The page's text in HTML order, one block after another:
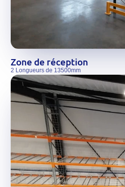
Zone de réception
2 Longueurs de 13500mm